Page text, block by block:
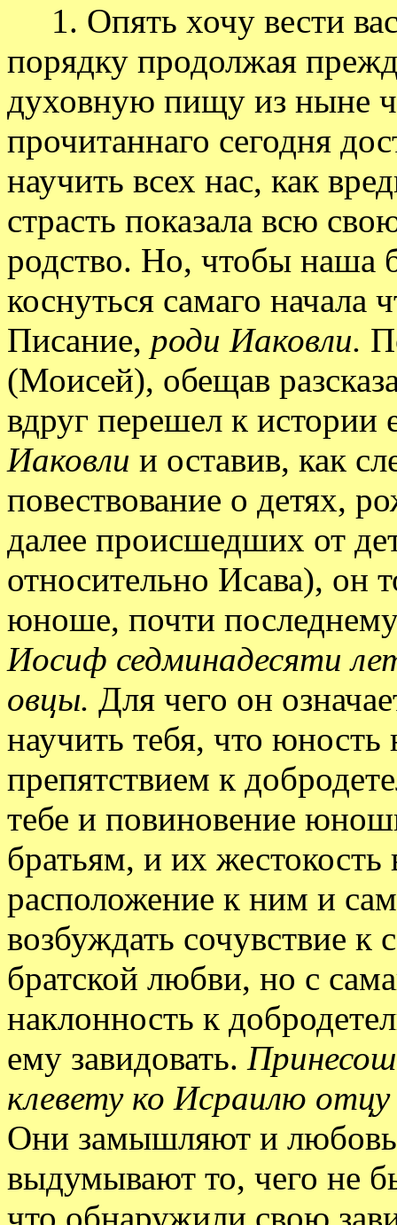
1. Опять хочу вести
порядку продолжая
духовную пищу из ныне
прочитаннаго сегодня
научить всех нас, как
страсть показала всю
родство. Но, чтобы наша
коснуться самаго начала
Писание, роди Иаковли.
(Моисей), обещав
вдруг перешел к истории
Иаковли и оставив, как
повествование о детях,
далее происшедших от
относительно Исава), он
юноше, почти последнему
Иосиф седминадесяти
овцы. Для чего он
научить тебя, что
препятствием к
тебе и повиновение
братьям, и их жестокость
расположение к ним и
возбуждать сочувствие к
братской любви, но с
наклонность к
ему завидовать.
клевету ко Исраилю
Они замышляют и любовь
выдумывают то, чего не
что обнаружили свою